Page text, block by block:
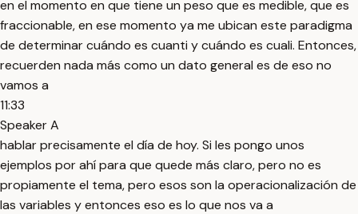
en el momento en que tiene un peso que es medible, que es
fraccionable, en ese momento ya me ubican este paradigma
de determinar cuándo es cuanti y cuándo es cuali. Entonces,
recuerden nada más como un dato general es de eso no
vamos a
11:33
Speaker A
hablar precisamente el día de hoy. Si les pongo unos
ejemplos por ahí para que quede más claro, pero no es
propiamente el tema, pero esos son la operacionalización de
las variables y entonces eso es lo que nos va a